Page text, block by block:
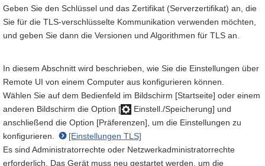
Geben Sie den Schlüssel und das Zertifikat (Serverzertifikat) an, die
Sie für die TLS-verschlüsselte Kommunikation verwenden möchten,
und geben Sie dann die Versionen und Algorithmen für TLS an.
In diesem Abschnitt wird beschrieben, wie Sie die Einstellungen über
Remote UI von einem Computer aus konfigurieren können.
Wählen Sie auf dem Bedienfeld im Bildschirm [Startseite] oder einem
anderen Bildschirm die Option [
Einstell./Speicherung] und
anschließend die Option [Präferenzen], um die Einstellungen zu
konfigurieren.
[Einstellungen TLS]
Es sind Administratorrechte oder Netzwerkadministratorrechte
erforderlich. Das Gerät muss neu gestartet werden, um die